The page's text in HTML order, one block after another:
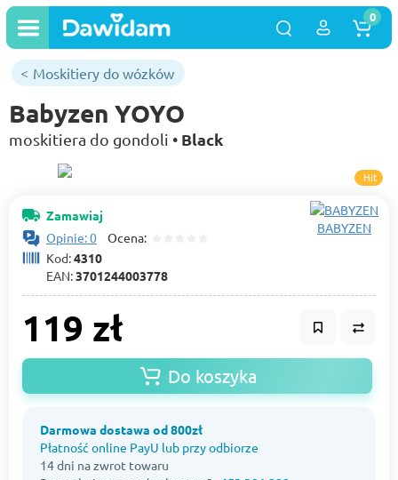
0
Moskitiery do wózków
Babyzen YOYO
moskitiera do gondoli • Black
Hit
Zamawiaj
Opinie: 0 Ocena:
Kod:4310
EAN:3701244003778
BABYZEN
119 zł
Do koszyka
Darmowa dostawa od 800zł
Płatność online PayU lub przy odbiorze
14 dni na zwrot towaru